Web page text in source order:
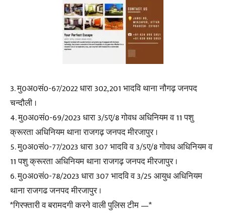
3. मु0अ0सं0-67/2022 धारा 302,201 भादवि थाना नौगढ़ जनपद
चन्दौली ।
4. मु0अ0सं0-69/2023 धारा 3/5ए/8 गोवध अधिनियम व 11 पशु
क्रूरता अधिनियम थाना राजगढ़ जनपद मीरजापुर ।
5. मु0अ0सं0-77/2023 धारा 307 भादवि व 3/5ए/8 गोवध अधिनियम व
11 पशु क्रूरता अधिनियम थाना राजगढ़ जनपद मीरजापुर ।
6. मु0अ0सं0-78/2023 धारा 307 भादवि व 3/25 आयुध अधिनियम
थाना राजगढ जनपद मीरजापुर ।
*गिरफ्तारी व बरामदगी करने वाली पुलिस टीम —*